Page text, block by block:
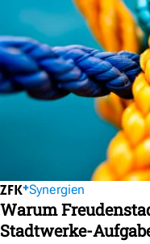
Synergien
Warum
Stadtwerke-